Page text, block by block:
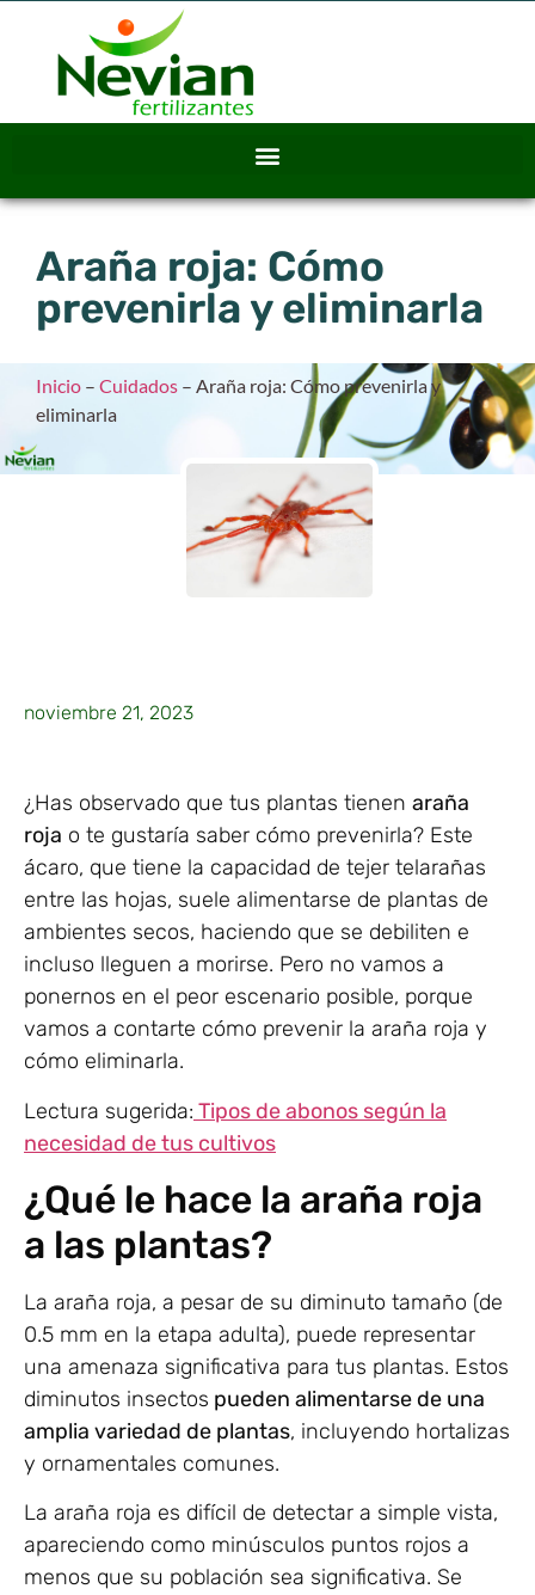
Araña roja: Cómo
prevenirla y eliminarla
Inicio – Cuidados – Araña roja: Cómo prevenirla y
eliminarla
noviembre 21, 2023
¿Has observado que tus plantas tienen araña
roja o te gustaría saber cómo prevenirla? Este
ácaro, que tiene la capacidad de tejer telarañas
entre las hojas, suele alimentarse de plantas de
ambientes secos, haciendo que se debiliten e
incluso lleguen a morirse. Pero no vamos a
ponernos en el peor escenario posible, porque
vamos a contarte cómo prevenir la araña roja y
cómo eliminarla.
Lectura sugerida: Tipos de abonos según la
necesidad de tus cultivos
¿Qué le hace la araña roja
a las plantas?
La araña roja, a pesar de su diminuto tamaño (de
0.5 mm en la etapa adulta), puede representar
una amenaza significativa para tus plantas. Estos
diminutos insectos pueden alimentarse de una
amplia variedad de plantas, incluyendo hortalizas
y ornamentales comunes.
La araña roja es difícil de detectar a simple vista,
apareciendo como minúsculos puntos rojos a
menos que su población sea significativa. Se